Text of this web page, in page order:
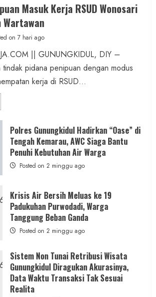
Masuk Kerja RSUD Wonosari
Wartawan
on 7 hari ago
|| GUNUNGKIDUL, DIY –
pidana penipuan dengan modus
kerja di RSUD...
Polres Gunungkidul Hadirkan “Oase” di
Tengah Kemarau, AWC Siaga Bantu
Penuhi Kebutuhan Air Warga
Posted on 2 minggu ago
Krisis Air Bersih Meluas ke 19
Padukuhan Purwodadi, Warga
Tanggung Beban Ganda
Posted on 2 minggu ago
Sistem Non Tunai Retribusi Wisata
Gunungkidul Diragukan Akurasinya,
Data Waktu Transaksi Tak Sesuai
Realita